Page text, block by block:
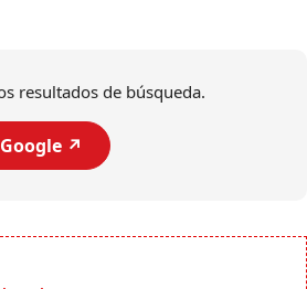
resultados de búsqueda.
↗️